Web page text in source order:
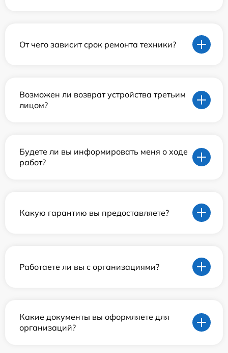
От чего зависит срок ремонта техники?
Возможен ли возврат устройства третьим
лицом?
Будете ли вы информировать меня о ходе
работ?
Какую гарантию вы предоставляете?
Работаете ли вы с организациями?
Какие документы вы оформляете для
организаций?